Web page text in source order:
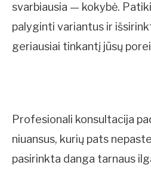
svarbiausia — kokybė.
palyginti variantus ir
geriausiai tinkantį jūsų
Profesionali konsultacija
niuansus, kurių pats
pasirinkta danga tarnaus